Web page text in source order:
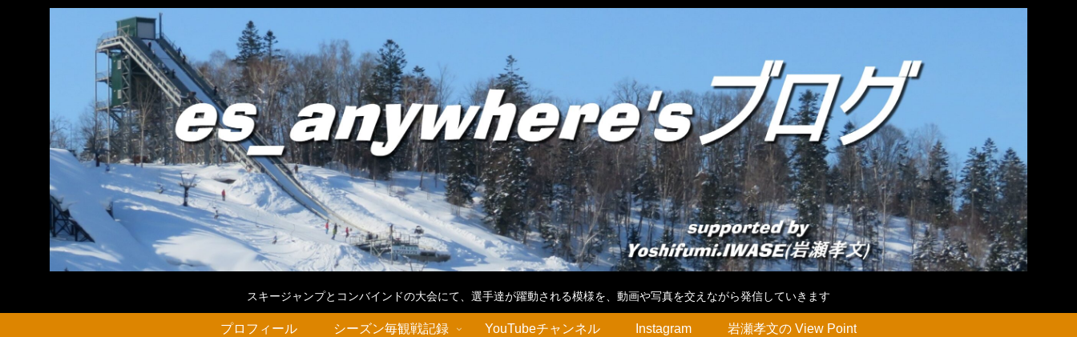
スキージャンプとコンバインドの大会にて、選手達が躍動される模様を、動画や写真を交えながら発信していきます
プロフィール シーズン毎観戦記録 YouTubeチャンネル Instagram 岩瀬孝文の View Point